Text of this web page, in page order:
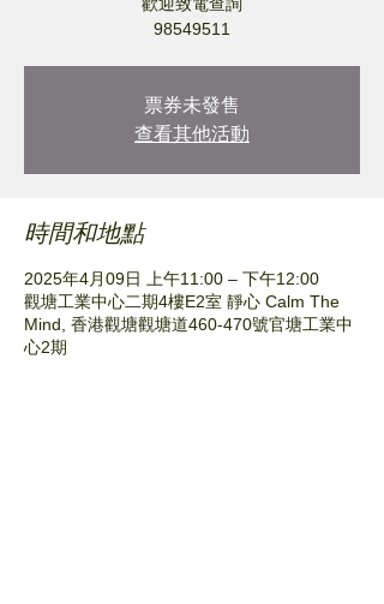
98549511
票券未發售
查看其他活動
時間和地點
2025年4月09日 上午11:00 – 下午12:00
觀塘工業中心二期4樓E2室 靜心 Calm The
Mind, 香港觀塘觀塘道460-470號官塘工業中
心2期